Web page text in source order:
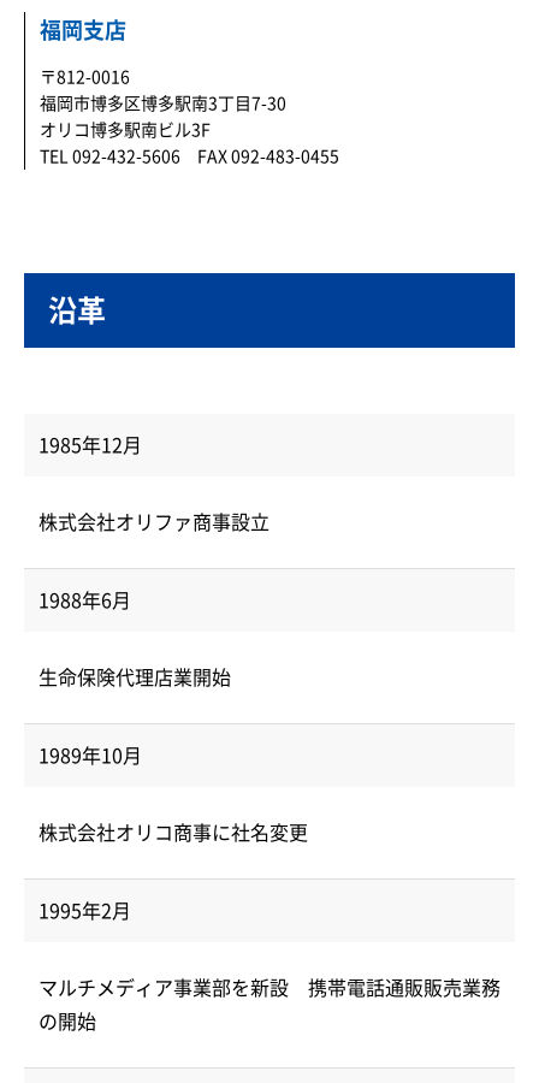
福岡支店
〒812-0016
福岡市博多区博多駅南3丁目7-30
オリコ博多駅南ビル3F
TEL 092-432-5606 FAX 092-483-0455
沿革
1985年12月
株式会社オリファ商事設立
1988年6月
生命保険代理店業開始
1989年10月
株式会社オリコ商事に社名変更
1995年2月
マルチメディア事業部を新設 携帯電話通販販売業務
の開始